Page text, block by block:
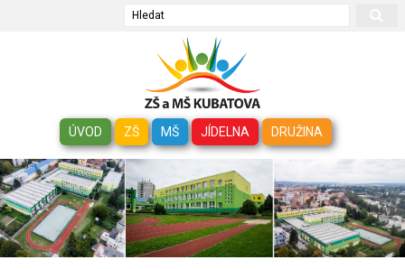
Hledat
ÚVOD ZŠ MŠ JÍDELNA DRUŽINA